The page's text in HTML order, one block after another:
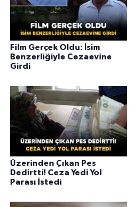
Film Gerçek Oldu: İsim
Benzerliğiyle Cezaevine
Girdi
Üzerinden Çıkan Pes
Dedirtti! Ceza Yedi Yol
Parası İstedi